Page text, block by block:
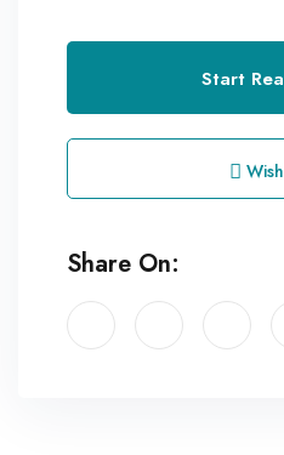
Start
Share On: